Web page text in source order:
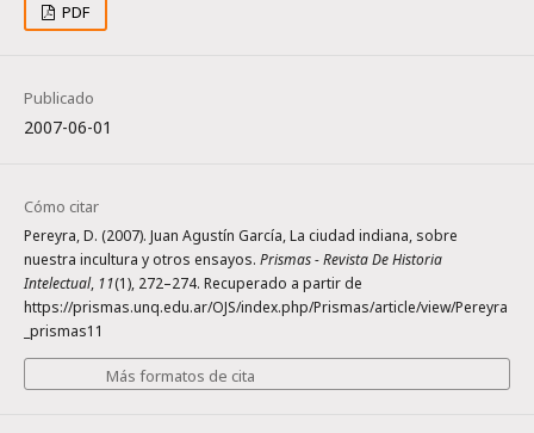
PDF
Publicado
2007-06-01
Cómo citar
Pereyra, D. (2007). Juan Agustín García, La ciudad indiana, sobre
nuestra incultura y otros ensayos. Prismas - Revista De Historia
Intelectual, 11(1), 272–274. Recuperado a partir de
https://prismas.unq.edu.ar/OJS/index.php/Prismas/article/view/Pereyra
_prismas11
Más formatos de cita